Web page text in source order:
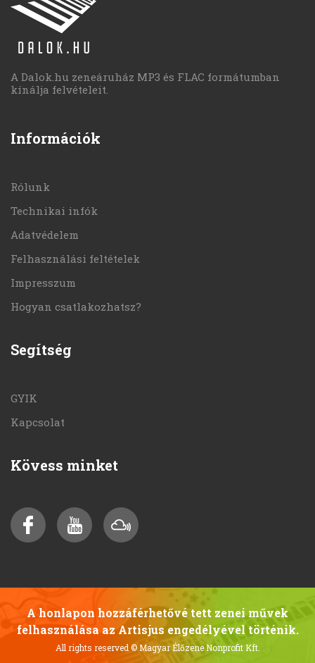
A Dalok.hu zeneáruház MP3 és FLAC formátumban
kínálja felvételeit.
Információk
Rólunk
Technikai infók
Adatvédelem
Felhasználási feltételek
Impresszum
Hogyan csatlakozhatsz?
Segítség
GYIK
Kapcsolat
Kövess minket
A honlapon hozzáférhetővé tett zenei művek
felhasználása az Artisjus engedélyével történik.
All rights reserved© Magyar Élőzene Nonprofit Kft.